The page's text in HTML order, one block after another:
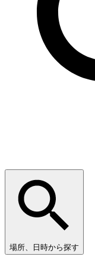
場所、日時から探す